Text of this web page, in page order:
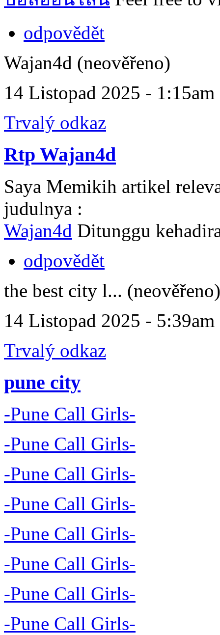
odpovědět
Wajan4d (neověřeno)
14 Listopad 2025 - 1:15am
Trvalý odkaz
Rtp Wajan4d
Saya Memikih artikel
judulnya :
Wajan4d Ditunggu
odpovědět
the best city l... (neověřeno)
14 Listopad 2025 - 5:39am
Trvalý odkaz
pune city
-Pune Call Girls-
-Pune Call Girls-
-Pune Call Girls-
-Pune Call Girls-
-Pune Call Girls-
-Pune Call Girls-
-Pune Call Girls-
-Pune Call Girls-